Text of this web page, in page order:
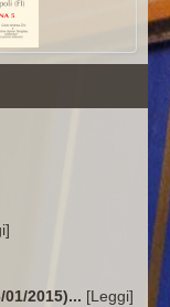
2015)... [Leggi]